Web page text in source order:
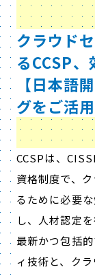
クラウド
るCCSP
【日本語
グをご活
CCSPは、
資格制度で、
るために必要
し、人材認定
最新かつ包括
ィ技術と、ク